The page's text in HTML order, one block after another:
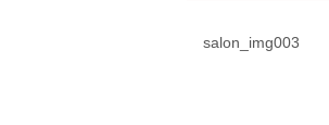
salon_img003